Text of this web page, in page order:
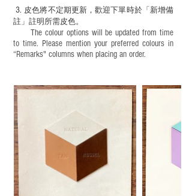
3. 皮色將不定期更新，歡迎下單時於「新增備
註」註明 所需皮色。
The colour options will be updated from time
to time. Please mention your preferred colours in
“Remarks" columns when placing an order.